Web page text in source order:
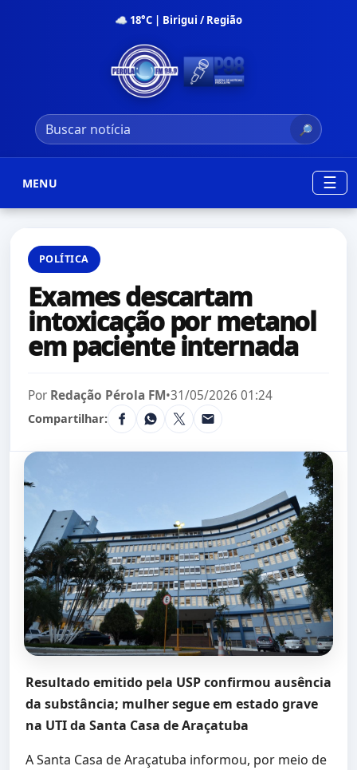
☁ 18°C | Birigui / Região
🔎
MENU ☰
POLÍTICA
Exames descartam
intoxicação por metanol
em paciente internada
Por Redação Pérola FM•31/05/2026 01:24
Compartilhar:
Resultado emitido pela USP confirmou ausência
da substância; mulher segue em estado grave
na UTI da Santa Casa de Araçatuba
A Santa Casa de Araçatuba informou, por meio de